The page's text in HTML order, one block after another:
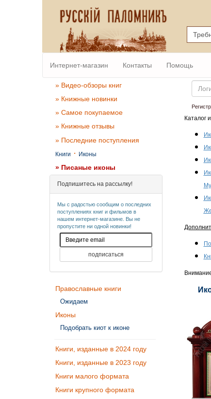
Интернет-магазин Контакты Помощь
» Видео-обзоры книг
» Книжные новинки
» Самое покупаемое
» Книжные отзывы
» Последние поступления
Книги · Иконы
» Писаные иконы
Подпишитесь на рассылку!
Мы с радостью сообщим о последних
поступлениях книг и фильмов в
нашем интернет-магазине. Вы не
пропустите ни одной новинки!
Православные книги
Ожидаем
Иконы
Подобрать киот к иконе
Книги, изданные в 2024 году
Книги, изданные в 2023 году
Книги малого формата
Книги крупного формата
Email
Каталог